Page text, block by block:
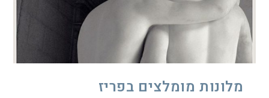
מלונות מומלצים בפריז